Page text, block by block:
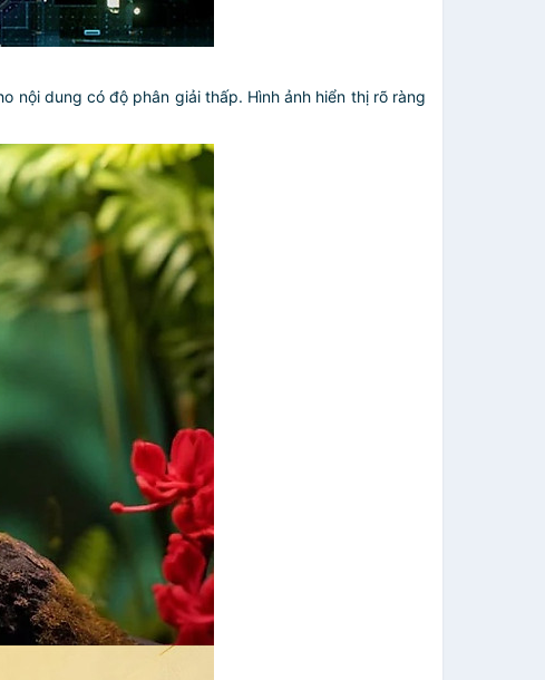
nội dung có độ phân giải thấp. Hình ảnh hiển thị rõ ràng